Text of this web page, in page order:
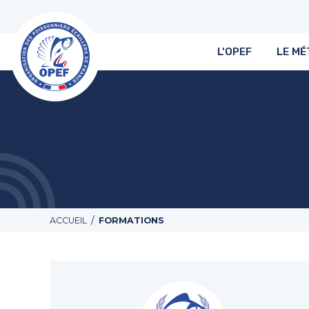
L'OPEF LE
ACCUEIL / FORMATIONS